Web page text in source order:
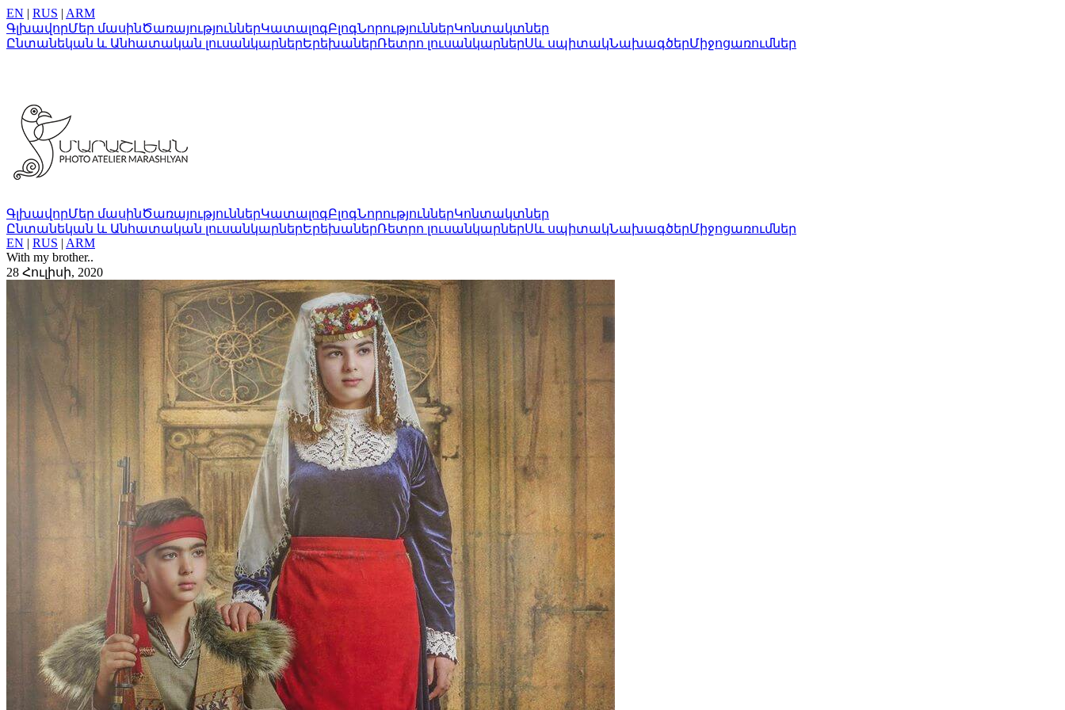
EN | RUS | ARM
ԳլխավորՄեր մասինԾառայություններԿատալոգԲլոգՆորություններԿոնտակտներ
Ընտանեկան և Անհատական լուսանկարներԵրեխաներՌետրո լուսանկարներՍև սպիտակՆախագծերՄիջոցառումներ
ԳլխավորՄեր մասինԾառայություններԿատալոգԲլոգՆորություններԿոնտակտներ
Ընտանեկան և Անհատական լուսանկարներԵրեխաներՌետրո լուսանկարներՍև սպիտակՆախագծերՄիջոցառումներ
EN | RUS | ARM
With my brother..
28 Հուլիսի, 2020